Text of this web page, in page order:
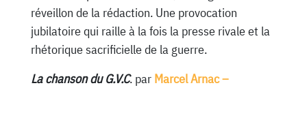
réveillon de la rédaction. Une provocation
jubilatoire qui raille à la fois la presse rivale et la
rhétorique sacrificielle de la guerre.
La chanson du G.V.C. par Marcel Arnac –